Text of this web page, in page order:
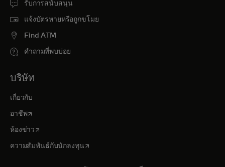
รับการสนับสนุน
แจ้งบัตรหายหรือถูกขโมย
Find ATM
คำถามที่พบบ่อย
บริษัท
เกี่ยวกับ
อาชีพopens in a new tab
ห้องข่าว opens in a new tab
ความสัมพันธ์กับนักลงทุนopens in a new tab